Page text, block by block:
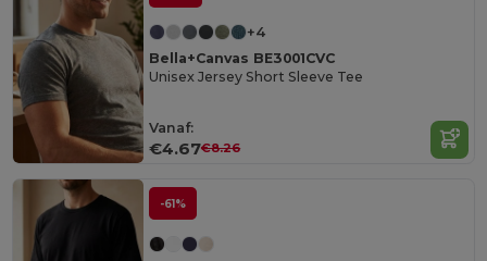
+4
Bella+Canvas BE3001CVC
Unisex Jersey Short Sleeve Tee
Vanaf:
€4.67€8.26
-61%